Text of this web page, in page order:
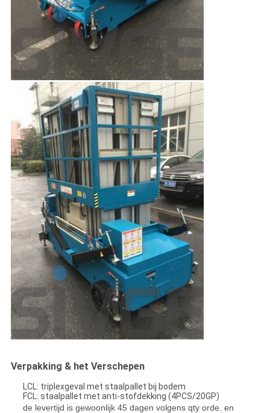
Verpakking & het Verschepen
LCL: triplexgeval met staalpallet bij bodem
FCL: staalpallet met anti-stofdekking (4PCS/20GP)
de levertijd is gewoonlijk 45 dagen volgens qty orde. en